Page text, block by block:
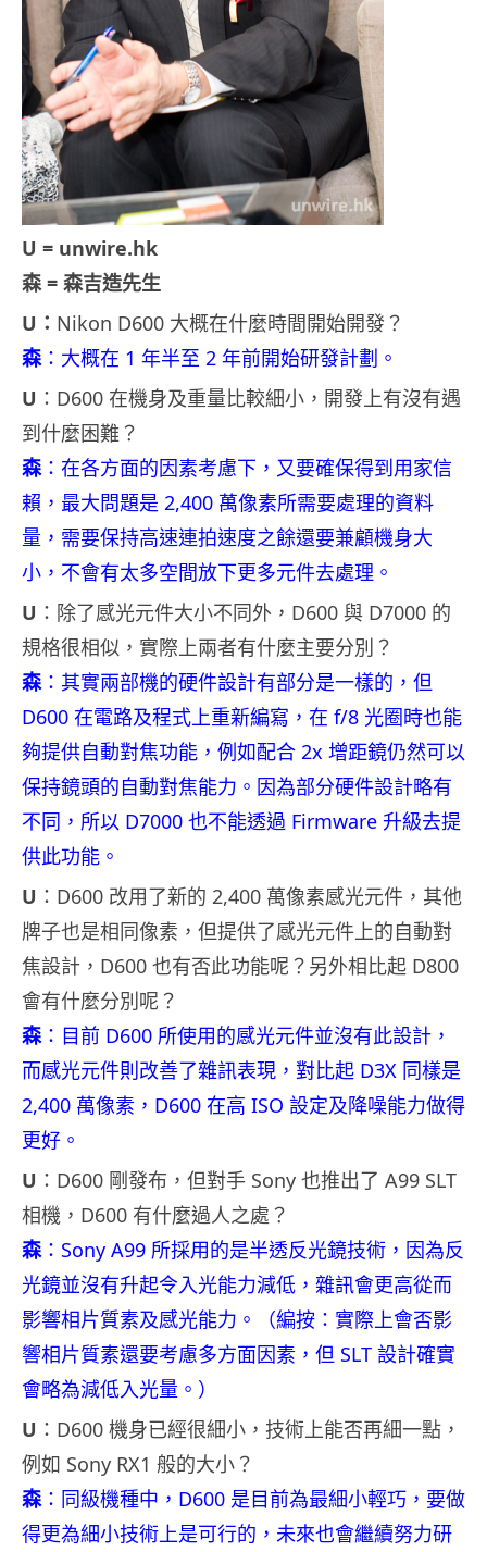
U = unwire.hk
森 = 森吉造先生
U： Nikon D600 大概在什麼時間開始開發？
森：大概在 1 年半至 2 年前開始研發計劃。
U ：D600 在機身及重量比較細小，開發上有沒有遇
到什麼困難？
森：在各方面的因素考慮下，又要確保得到用家信
賴，最大問題是 2,400 萬像素所需要處理的資料
量，需要保持高速連拍速度之餘還要兼顧機身大
小，不會有太多空間放下更多元件去處理。
U ：除了感光元件大小不同外，D600 與 D7000 的
規格很相似，實際上兩者有什麼主要分別？
森：其實兩部機的硬件設計有部分是一樣的，但
D600 在電路及程式上重新編寫，在 f/8 光圈時也能
夠提供自動對焦功能，例如配合 2x 增距鏡仍然可以
保持鏡頭的自動對焦能力。因為部分硬件設計略有
不同，所以 D7000 也不能透過 Firmware 升級去提
供此功能。
U ：D600 改用了新的 2,400 萬像素感光元件，其他
牌子也是相同像素，但提供了感光元件上的自動對
焦設計，D600 也有否此功能呢？另外相比起 D800
會有什麼分別呢？
森：目前 D600 所使用的感光元件並沒有此設計，
而感光元件則改善了雜訊表現，對比起 D3X 同樣是
2,400 萬像素，D600 在高 ISO 設定及降噪能力做得
更好。
U ：D600 剛發布，但對手 Sony 也推出了 A99 SLT
相機，D600 有什麼過人之處？
森：Sony A99 所採用的是半透反光鏡技術，因為反
光鏡並沒有升起令入光能力減低，雜訊會更高從而
影響相片質素及感光能力。（編按：實際上會否影
響相片質素還要考慮多方面因素，但 SLT 設計確實
會略為減低入光量。）
U ：D600 機身已經很細小，技術上能否再細一點，
例如 Sony RX1 般的大小？
森：同級機種中，D600 是目前為最細小輕巧，要做
得更為細小技術上是可行的，未來也會繼續努力研